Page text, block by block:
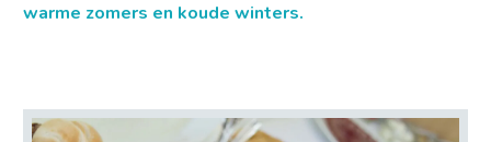
warme zomers en koude winters.